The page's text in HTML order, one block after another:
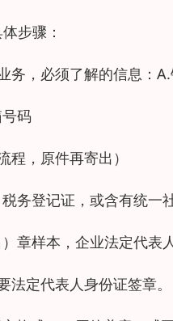
步骤：
务，必须了解的信息：
码
，原件再寄出）
务登记证，或含有统一
章样本，企业法定代表
法定代表人身份证签章。